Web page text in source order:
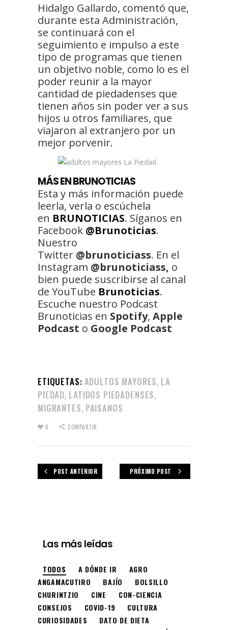
Hidalgo Gallardo, comentó que,
durante esta Administración,
se continuará con el
seguimiento e impulso a este
tipo de programas que tienen
un objetivo noble, como lo es el
poder reunir a la mayor
cantidad de piedadenses que
tienen años sin poder ver a sus
hijos u otros familiares, que
viajaron al extranjero por un
mejor porvenir.
MÁS EN BRUNOTICIAS
Esta y más información puede
leerla, verla o escúchela
en BRUNOTICIAS. Síganos en
Facebook @Brunoticias.
Nuestro
Twitter @brunoticiass. En el
Instagram @brunoticiass, o
bien puede suscribirse al canal
de YouTube Brunoticias.
Escuche nuestro Podcast
Brunoticias en Spotify, Apple
Podcast o Google Podcast
ETIQUETAS: ADULTOS MAYORES, LA
PIEDAD, LATIDOS PIEDADENSES,
MIGRANTES, PAISANOS
0 COMPARTIR
POST ANTERIOR PRÓXIMO POST
Las más leídas
TODOS A DÓNDE IR
AGRO
ANGAMACUTIRO
BAJÍO
BOLSILLO
CHURINTZIO
CINE
CON-CIENCIA
CONSEJOS
COVID-19
CULTURA
CURIOSIDADES
DATO DE DIETA